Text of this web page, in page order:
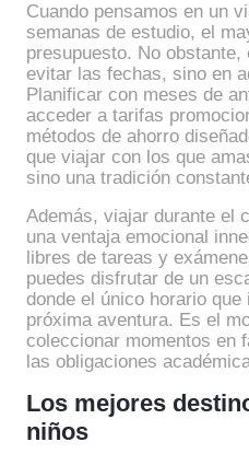
Cuando pensamos en un
semanas de estudio, el
presupuesto. No
evitar las fechas, sino en
Planificar con meses de
acceder a tarifas
métodos de ahorro
que viajar con los que
sino una tradición
Además, viajar durante el
una ventaja emocional
libres de tareas y
puedes disfrutar de un
donde el único horario
próxima aventura. Es el
coleccionar momentos en
las obligaciones
Los mejores
niños